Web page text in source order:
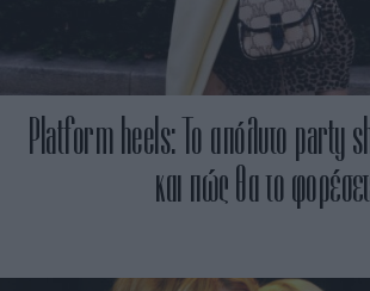
Platform heels: Το απόλυτο party
και πώς θα το